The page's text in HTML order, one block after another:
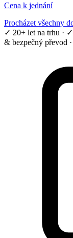
Cena k jednání
Procházet všechny
✓ 20+ let na trhu · ✓
& bezpečný převod ·